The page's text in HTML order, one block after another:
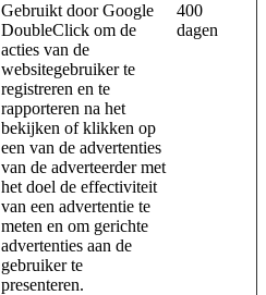
Gebruikt door Google
DoubleClick om de
acties van de
websitegebruiker te
registreren en te
rapporteren na het
bekijken of klikken op
een van de advertenties
van de adverteerder met
het doel de effectiviteit
van een advertentie te
meten en om gerichte
advertenties aan de
gebruiker te
presenteren.
400
dagen